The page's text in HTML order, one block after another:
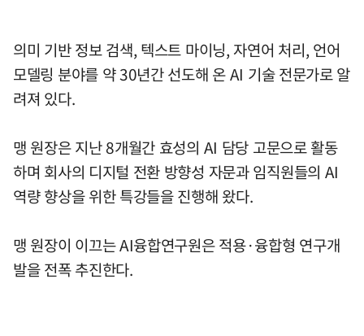
의미 기반 정보 검색, 텍스트 마이닝, 자연어 처리, 언어
모델링 분야를 약 30년간 선도해 온 AI 기술 전문가로 알
려져 있다.
맹 원장은 지난 8개월간 효성의 AI 담당 고문으로 활동
하며 회사의 디지털 전환 방향성 자문과 임직원들의 AI
역량 향상을 위한 특강들을 진행해 왔다.
맹 원장이 이끄는 AI융합연구원은 적용·융합형 연구개
발을 전폭 추진한다.